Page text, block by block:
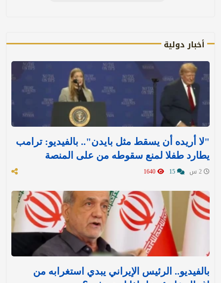
أخبار دولية
"لا أريده أن يسقط مثل بايدن".. بالفيديو: ترامب
يطارد طفلا لمنع سقوطه من على المنصة
بالفيديو.. الرئيس الإيراني يبدي استغرابه من